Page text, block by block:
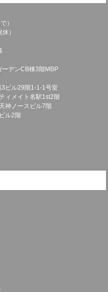
）
）
デンCB棟3階MBP
ビル29階1-1-1号室
ィメイト名駅1st2階
神ノースビル7階
ル2階